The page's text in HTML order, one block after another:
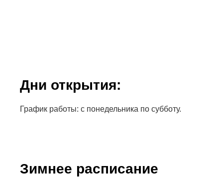
Дни открытия:
График работы: с понедельника по субботу.
Зимнее расписание